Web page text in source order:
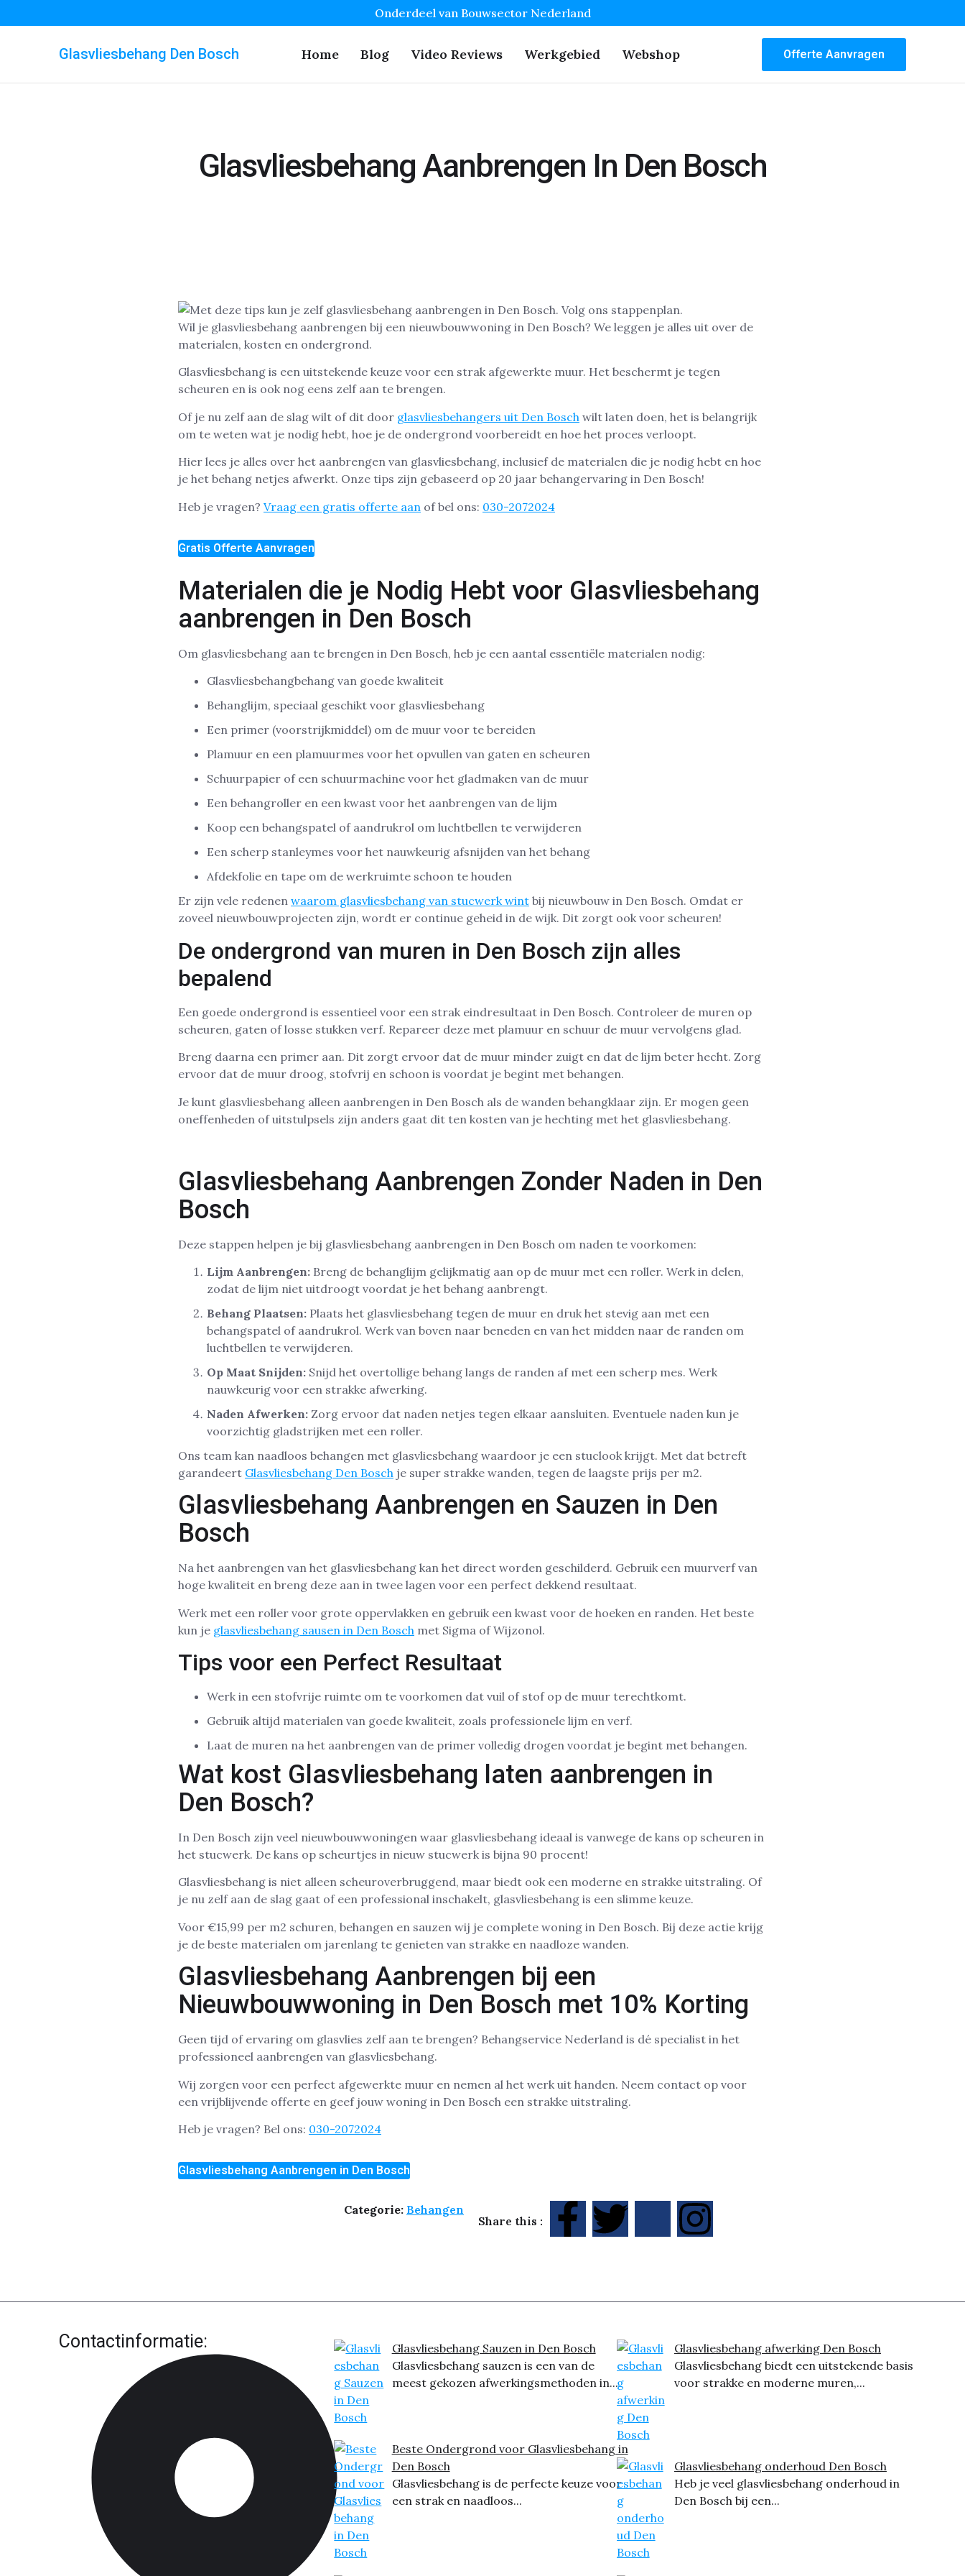
Onderdeel van Bouwsector Nederland
Glasvliesbehang Den Bosch Home Blog Video Reviews Werkgebied Webshop Offerte Aanvragen
Glasvliesbehang Aanbrengen In Den Bosch
Wil je glasvliesbehang aanbrengen bij een nieuwbouwwoning in Den Bosch? We leggen je alles uit over de
materialen, kosten en ondergrond.
Glasvliesbehang is een uitstekende keuze voor een strak afgewerkte muur. Het beschermt je tegen
scheuren en is ook nog eens zelf aan te brengen.
Of je nu zelf aan de slag wilt of dit door glasvliesbehangers uit Den Bosch wilt laten doen, het is belangrijk
om te weten wat je nodig hebt, hoe je de ondergrond voorbereidt en hoe het proces verloopt.
Hier lees je alles over het aanbrengen van glasvliesbehang, inclusief de materialen die je nodig hebt en hoe
je het behang netjes afwerkt. Onze tips zijn gebaseerd op 20 jaar behangervaring in Den Bosch!
Heb je vragen? Vraag een gratis offerte aan of bel ons: 030-2072024
Gratis Offerte Aanvragen
Materialen die je Nodig Hebt voor Glasvliesbehang
aanbrengen in Den Bosch
Om glasvliesbehang aan te brengen in Den Bosch, heb je een aantal essentiële materialen nodig:
Glasvliesbehangbehang van goede kwaliteit
Behanglijm, speciaal geschikt voor glasvliesbehang
Een primer (voorstrijkmiddel) om de muur voor te bereiden
Plamuur en een plamuurmes voor het opvullen van gaten en scheuren
Schuurpapier of een schuurmachine voor het gladmaken van de muur
Een behangroller en een kwast voor het aanbrengen van de lijm
Koop een behangspatel of aandrukrol om luchtbellen te verwijderen
Een scherp stanleymes voor het nauwkeurig afsnijden van het behang
Afdekfolie en tape om de werkruimte schoon te houden
Er zijn vele redenen waarom glasvliesbehang van stucwerk wint bij nieuwbouw in Den Bosch. Omdat er
zoveel nieuwbouwprojecten zijn, wordt er continue geheid in de wijk. Dit zorgt ook voor scheuren!
De ondergrond van muren in Den Bosch zijn alles
bepalend
Een goede ondergrond is essentieel voor een strak eindresultaat in Den Bosch. Controleer de muren op
scheuren, gaten of losse stukken verf. Repareer deze met plamuur en schuur de muur vervolgens glad.
Breng daarna een primer aan. Dit zorgt ervoor dat de muur minder zuigt en dat de lijm beter hecht. Zorg
ervoor dat de muur droog, stofvrij en schoon is voordat je begint met behangen.
Je kunt glasvliesbehang alleen aanbrengen in Den Bosch als de wanden behangklaar zijn. Er mogen geen
oneffenheden of uitstulpsels zijn anders gaat dit ten kosten van je hechting met het glasvliesbehang.
Glasvliesbehang Aanbrengen Zonder Naden in Den
Bosch
Deze stappen helpen je bij glasvliesbehang aanbrengen in Den Bosch om naden te voorkomen:
Lijm Aanbrengen: Breng de behanglijm gelijkmatig aan op de muur met een roller. Werk in delen,
zodat de lijm niet uitdroogt voordat je het behang aanbrengt.
Behang Plaatsen: Plaats het glasvliesbehang tegen de muur en druk het stevig aan met een
behangspatel of aandrukrol. Werk van boven naar beneden en van het midden naar de randen om
luchtbellen te verwijderen.
Op Maat Snijden: Snijd het overtollige behang langs de randen af met een scherp mes. Werk
nauwkeurig voor een strakke afwerking.
Naden Afwerken: Zorg ervoor dat naden netjes tegen elkaar aansluiten. Eventuele naden kun je
voorzichtig gladstrijken met een roller.
Ons team kan naadloos behangen met glasvliesbehang waardoor je een stuclook krijgt. Met dat betreft
garandeert Glasvliesbehang Den Bosch je super strakke wanden, tegen de laagste prijs per m2.
Glasvliesbehang Aanbrengen en Sauzen in Den
Bosch
Na het aanbrengen van het glasvliesbehang kan het direct worden geschilderd. Gebruik een muurverf van
hoge kwaliteit en breng deze aan in twee lagen voor een perfect dekkend resultaat.
Werk met een roller voor grote oppervlakken en gebruik een kwast voor de hoeken en randen. Het beste
kun je glasvliesbehang sausen in Den Bosch met Sigma of Wijzonol.
Tips voor een Perfect Resultaat
Werk in een stofvrije ruimte om te voorkomen dat vuil of stof op de muur terechtkomt.
Gebruik altijd materialen van goede kwaliteit, zoals professionele lijm en verf.
Laat de muren na het aanbrengen van de primer volledig drogen voordat je begint met behangen.
Wat kost Glasvliesbehang laten aanbrengen in
Den Bosch?
In Den Bosch zijn veel nieuwbouwwoningen waar glasvliesbehang ideaal is vanwege de kans op scheuren in
het stucwerk. De kans op scheurtjes in nieuw stucwerk is bijna 90 procent!
Glasvliesbehang is niet alleen scheuroverbruggend, maar biedt ook een moderne en strakke uitstraling. Of
je nu zelf aan de slag gaat of een professional inschakelt, glasvliesbehang is een slimme keuze.
Voor €15,99 per m2 schuren, behangen en sauzen wij je complete woning in Den Bosch. Bij deze actie krijg
je de beste materialen om jarenlang te genieten van strakke en naadloze wanden.
Glasvliesbehang Aanbrengen bij een
Nieuwbouwwoning in Den Bosch met 10% Korting
Geen tijd of ervaring om glasvlies zelf aan te brengen? Behangservice Nederland is dé specialist in het
professioneel aanbrengen van glasvliesbehang.
Wij zorgen voor een perfect afgewerkte muur en nemen al het werk uit handen. Neem contact op voor
een vrijblijvende offerte en geef jouw woning in Den Bosch een strakke uitstraling.
Heb je vragen? Bel ons: 030-2072024
Glasvliesbehang Aanbrengen in Den Bosch
Categorie: Behangen
Share this :
Contactinformatie:
Glasvliesbehang Sauzen in Den Bosch
Glasvliesbehang sauzen is een van de
meest gekozen afwerkingsmethoden in...
Beste Ondergrond voor Glasvliesbehang in
Den Bosch
Glasvliesbehang is de perfecte keuze voor
een strak en naadloos...
Glasvliesbehang afwerking Den Bosch
Glasvliesbehang biedt een uitstekende basis
voor strakke en moderne muren,...
Glasvliesbehang onderhoud Den Bosch
Heb je veel glasvliesbehang onderhoud in
Den Bosch bij een...